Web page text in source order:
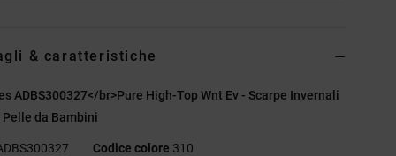
& caratteristiche
ADBS300327</br>Pure High-Top Wnt Ev - Scarpe Invernali
Pelle da Bambini
Codice colore 310